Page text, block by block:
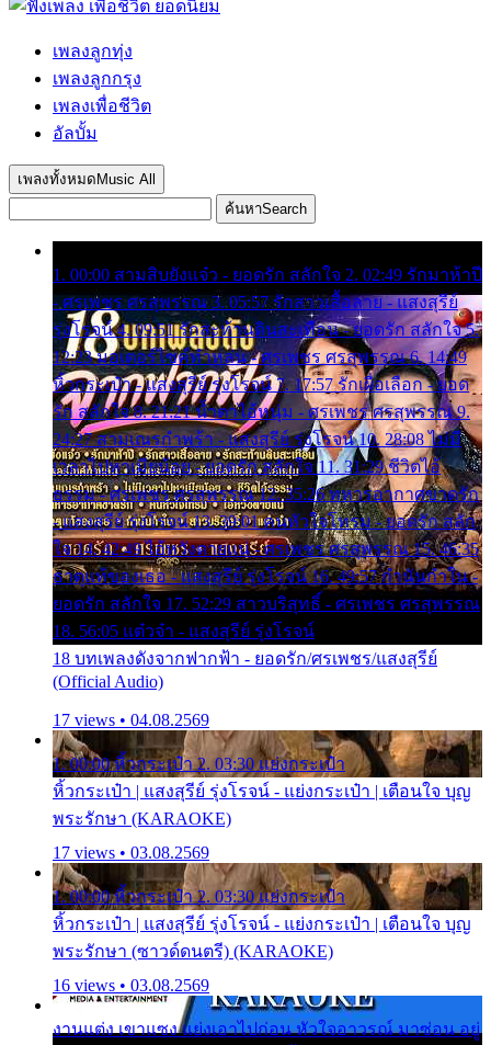
เพลงลูกทุ่ง
เพลงลูกกรุง
เพลงเพื่อชีวิต
อัลบั้ม
เพลงทั้งหมด Music All
ค้นหาSearch
1. 00:00 สามสิบยังแจ๋ว - ยอดรัก สลักใจ 2. 02:49 รักมาห้าปี
- ศรเพชร ศรสุพรรณ 3. 05:57 รักสาวเสื้อลาย - แสงสุรีย์
รุ่งโรจน์ 4. 09:51 รักสะท้านดินสะเทือน - ยอดรัก สลักใจ 5.
12:23 มอเตอร์ไซค์ทำหล่น - ศรเพชร ศรสุพรรณ 6. 14:49
หิ้วกระเป๋า - แสงสุรีย์ รุ่งโรจน์ 7. 17:57 รักเผื่อเลือก - ยอด
รัก สลักใจ 8. 21:21 น้ำตาไอ้หนุ่ม - ศรเพชร ศรสุพรรณ 9.
24:27 สามเณรกำพร้า - แสงสุรีย์ รุ่งโรจน์ 10. 28:08 ไม่มี
เวลาไปหาเมียน้อย - ยอดรัก สลักใจ 11. 31:29 ชีวิตไอ้
ธรรม - ศรเพชร ศรสุพรรณ 12. 35:26 ทหารอากาศขาดรัก
- แสงสุรีย์ รุ่งโรจน์ 13. 39:01 คนหัวใจโทรม - ยอดรัก สลัก
ใจ 14. 42:49 ไอ้หวังตายแน่ - ศรเพชร ศรสุพรรณ 15. 46:35
ธาตุแท้ของเธอ - แสงสุรีย์ รุ่งโรจน์ 16. 49:57 กำนันกำใน -
ยอดรัก สลักใจ 17. 52:29 สาวบริสุทธิ์ - ศรเพชร ศรสุพรรณ
18. 56:05 แต๋วจ๋า - แสงสุรีย์ รุ่งโรจน์
18 บทเพลงดังจากฟากฟ้า - ยอดรัก/ศรเพชร/แสงสุรีย์
(Official Audio)
17 views • 04.08.2569
1. 00:00 หิ้วกระเป๋า 2. 03:30 แย่งกระเป๋า
หิ้วกระเป๋า | แสงสุรีย์ รุ่งโรจน์ - แย่งกระเป๋า | เตือนใจ บุญ
พระรักษา (KARAOKE)
17 views • 03.08.2569
1. 00:00 หิ้วกระเป๋า 2. 03:30 แย่งกระเป๋า
หิ้วกระเป๋า | แสงสุรีย์ รุ่งโรจน์ - แย่งกระเป๋า | เตือนใจ บุญ
พระรักษา (ซาวด์ดนตรี) (KARAOKE)
16 views • 03.08.2569
งานแต่ง เขาแซง แย่งเอาไปก่อน หัวใจอาวรณ์ มาซ่อน อยู่